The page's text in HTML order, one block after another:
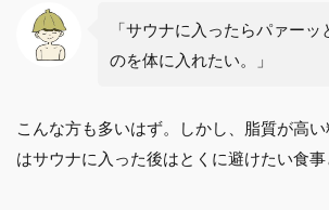
「サウナに入ったらパァー
のを体に入れたい。」
こんな方も多いはず。しかし、脂質が高
はサウナに入った後はとくに避けたい食事